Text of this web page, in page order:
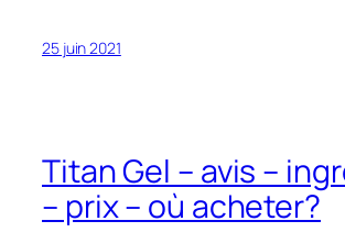
25 juin 2021
Titan Gel – avis –
– prix – où acheter?